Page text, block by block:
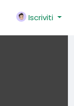
Iscriviti